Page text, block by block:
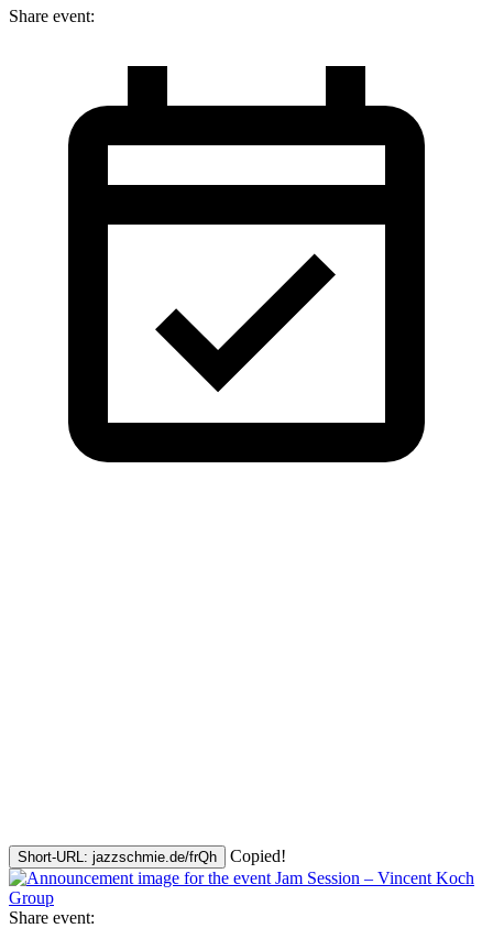
Share event:
Short-URL: jazzschmie.de/frQh Copied!
Share event: